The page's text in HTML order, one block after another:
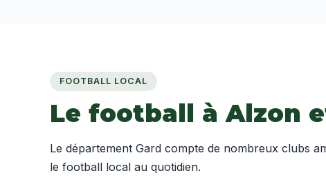
FOOTBALL LOCAL
Le football à Alzon
Le département Gard compte de nombreux clubs
le football local au quotidien.